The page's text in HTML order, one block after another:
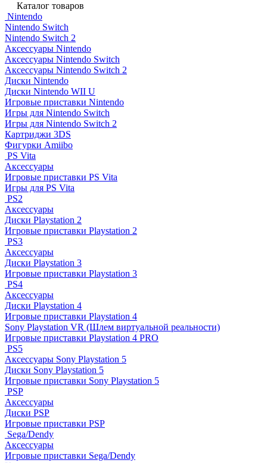
Каталог товаров
Nintendo
Nintendo Switch
Nintendo Switch 2
Аксессуары Nintendo
Аксессуары Nintendo Switch
Аксессуары Nintendo Switch 2
Диски Nintendo
Диски Nintendo WII U
Игровые приставки Nintendo
Игры для Nintendo Switch
Игры для Nintendo Switch 2
Картриджи 3DS
Фигурки Amiibo
PS Vita
Аксессуары
Игровые приставки PS Vita
Игры для PS Vita
PS2
Аксессуары
Диски Playstation 2
Игровые приставки Playstation 2
PS3
Аксессуары
Диски Playstation 3
Игровые приставки Playstation 3
PS4
Аксессуары
Диски Playstation 4
Игровые приставки Playstation 4
Sony Playstation VR (Шлем виртуальной реальности)
Игровые приставки Playstation 4 PRO
PS5
Аксессуары Sony Playstation 5
Диски Sony Playstation 5
Игровые приставки Sony Playstation 5
PSP
Аксессуары
Диски PSP
Игровые приставки PSP
Sega/Dendy
Аксессуары
Игровые приставки Sega/Dendy